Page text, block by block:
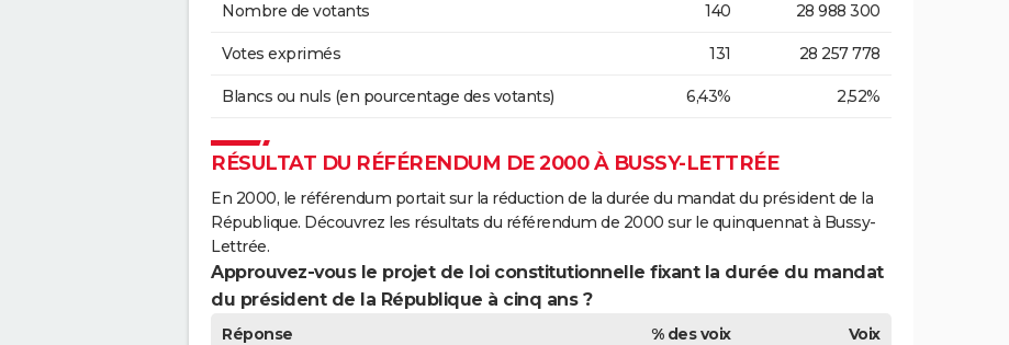
Nombre de votants 140 28 988 300
Votes exprimés 131 28 257 778
Blancs ou nuls (en pourcentage des votants) 6,43% 2,52%
RÉSULTAT DU RÉFÉRENDUM DE 2000 À BUSSY-LETTRÉE
En 2000, le référendum portait sur la réduction de la durée du mandat du président de la
République. Découvrez les résultats du référendum de 2000 sur le quinquennat à Bussy-
Lettrée.
Approuvez-vous le projet de loi constitutionnelle fixant la durée du mandat
du président de la République à cinq ans ?
Réponse % des voix
Voix